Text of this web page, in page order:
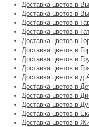
Доставка цветов в
Доставка цветов в
Доставка цветов в
Доставка цветов в
Доставка цветов в
Доставка цветов в
Доставка цветов в
Доставка цветов в
Доставка цветов в д
Доставка цветов в
Доставка цветов в
Доставка цветов в
Доставка цветов в
Доставка цветов в